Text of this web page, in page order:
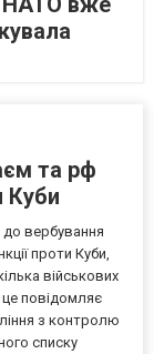
та рф
Куби
до вербування
проти Куби,
військових
повідомляє
з контролю
списку